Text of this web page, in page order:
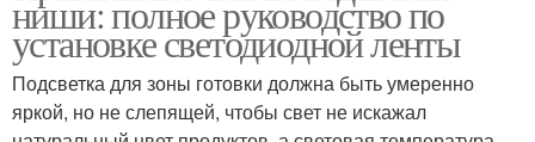
ниши: полное руководство по
установке светодиодной ленты
Подсветка для зоны готовки должна быть умеренно
яркой, но не слепящей, чтобы свет не искажал